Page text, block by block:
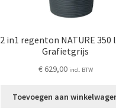
2 in1 regenton NATURE
Grafietgrijs
€629,00 incl. BTW
Toevoegen aan